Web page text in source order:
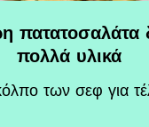
πατατοσαλάτα
πολλά υλικά
των σεφ για